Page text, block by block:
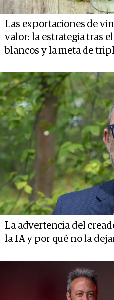
Las exportaciones de
valor: la estrategia tras
blancos y la meta de
La advertencia del
la IA y por qué no la